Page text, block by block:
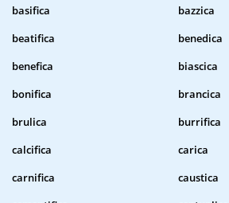
basifica
bazzica
beatifica
benedica
benefica
biascica
bonifica
brancica
brulica
burrifica
calcifica
carica
carnifica
caustica